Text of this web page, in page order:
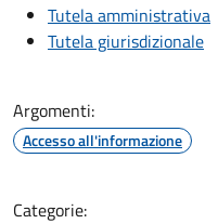
Tutela amministrativa
Tutela giurisdizionale
Argomenti:
Accesso all'informazione
Categorie: